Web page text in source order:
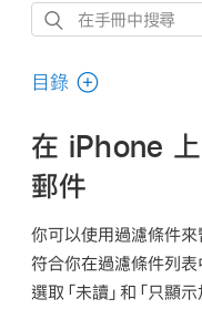
在
冊
搜
尋
目錄
在 iPhone 上
郵件
你可以使用過濾條件來
符合你在過濾條件列表
選取「未讀」和「只顯